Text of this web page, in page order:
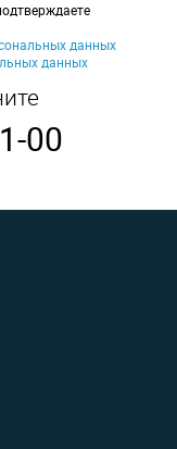
данных
данных
00